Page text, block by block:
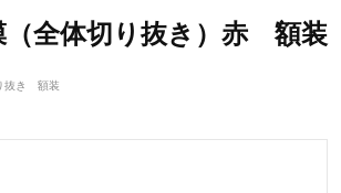
全体切り抜き）赤 額装
抜き 額装